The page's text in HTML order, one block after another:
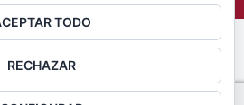
de Castilla-La Mancha
TODO
RECHAZAR